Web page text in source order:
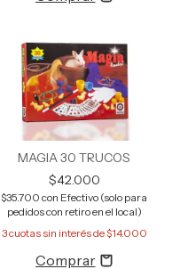
MAGIA 30 TRUCOS
$42.000
$35.700 con Efectivo (solo para
pedidos con retiro en el local)
3cuotas sin interés de$14.000